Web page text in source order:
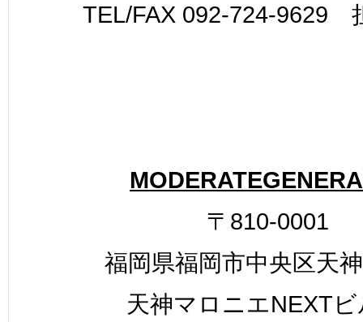
TEL/FAX 092-724-9629
〒810-0001
福岡県福岡市中央区天
天神マロニエNEXT